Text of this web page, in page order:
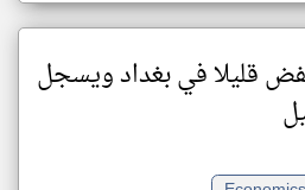
قليلا في بغداد ويسجل